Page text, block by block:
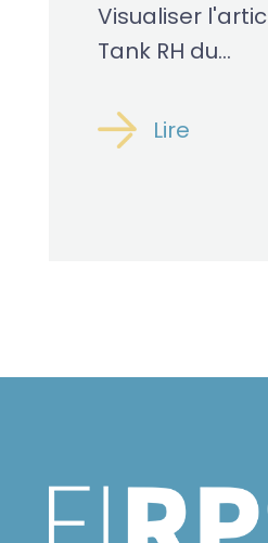
Visualiser
Tank RH du...
Lire